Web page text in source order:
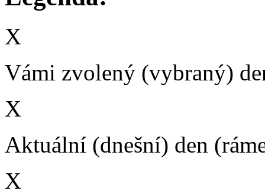
X
Vámi zvolený (vybraný)
X
Aktuální (dnešní) den
X